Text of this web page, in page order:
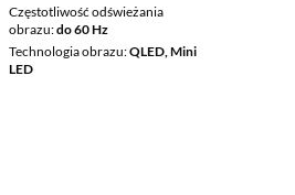
Częstotliwość odświeżania
obrazu do 60 Hz
Technologia obrazu QLED, Mini
LED